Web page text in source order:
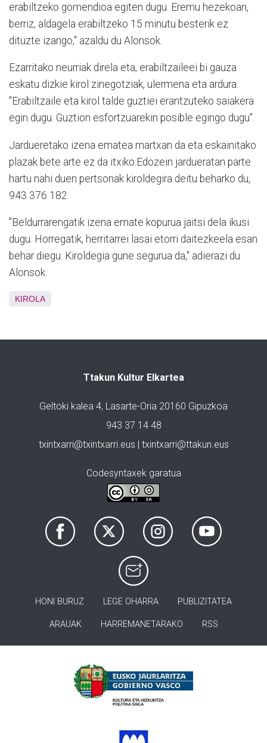
erabiltzeko gomendioa egiten dugu. Eremu hezekoan,
berriz, aldagela erabiltzeko 15 minutu besterik ez
dituzte izango," azaldu du Alonsok.
Ezarritako neurriak direla eta, erabiltzaileei bi gauza
eskatu dizkie kirol zinegotziak, ulermena eta ardura.
"Erabiltzaile eta kirol talde guztiei erantzuteko saiakera
egin dugu. Guztion esfortzuarekin posible egingo dugu".
Jardueretako izena ematea martxan da eta eskainitako
plazak bete arte ez da itxiko.Edozein jardueratan parte
hartu nahi duen pertsonak kiroldegira deitu beharko du,
943 376 182.
"Beldurrarengatik izena emate kopurua jaitsi dela ikusi
dugu. Horregatik, herritarrei lasai etorri daitezkeela esan
behar diegu. Kiroldegia gune segurua da," adierazi du
Alonsok.
KIROLA
Ttakun Kultur Elkartea
Geltoki kalea 4, Lasarte-Oria 20160 Gipuzkoa
943 37 14 48
txintxarri@txintxarri.eus | txintxarri@ttakun.eus
Codesyntaxek garatua
HONI BURUZ LEGE OHARRA PUBLIZITATEA
ARAUAK HARREMANETARAKO RSS